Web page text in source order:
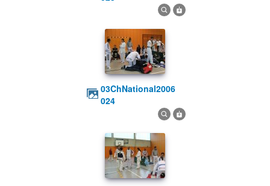
03ChNational2006
024